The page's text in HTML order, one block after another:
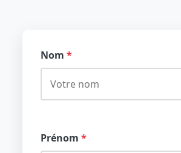
Nom*
Prénom*